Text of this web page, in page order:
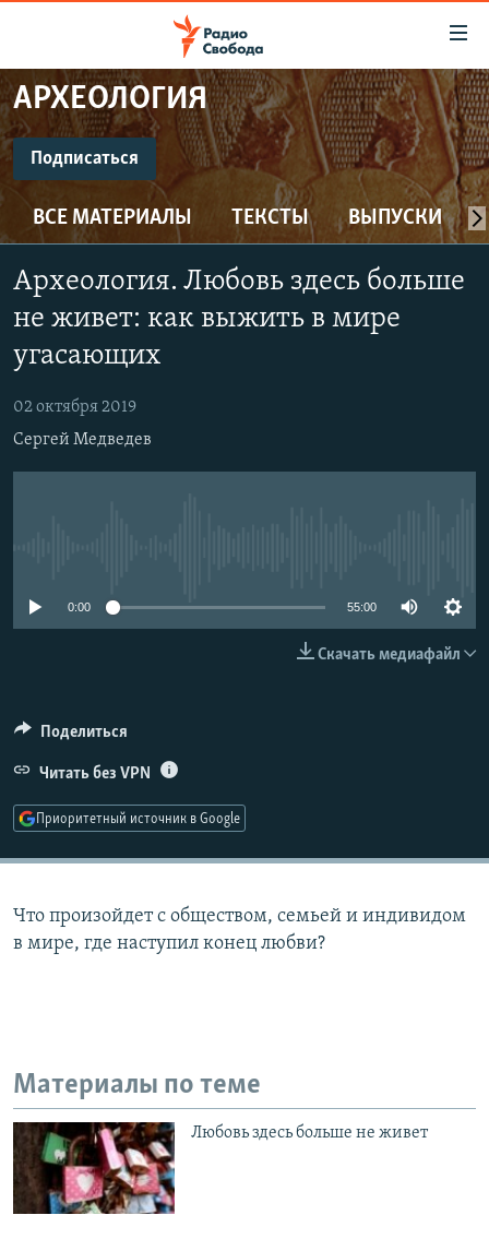
упрощенного
доступа
Вернуться
основному
содержанию
Вернутся
главной
навигации
поиску
ПРОГРАММЫ
ПОДКАСТЫ
АВТОРСКИЕ ПРОЕКТЫ
ЦИТАТЫ СВОБОДЫ
МНЕНИЯ
КУЛЬТУРА
IDEL.РЕАЛИИ
СЕВЕР.РЕАЛИИ
СИБИРЬ.РЕАЛИИ
СОЦИАЛЬНЫЕ СЕТИ
АРХЕОЛОГИЯ
Подписаться
ПОДПИСАТЬСЯ
CastBox
Подписаться
ВСЕ МАТЕРИАЛЫ ТЕКСТЫ ВЫПУСКИ
Археология. Любовь здесь больше
не живет: как выжить в мире
угасающих
02 октября 2019
Сергей Медведев
0:00 55:00
Скачать медиафайл
Поделиться
Читать без VPN
Приоритетный источник в Google
Что произойдет с обществом, семьей и индивидом
в мире, где наступил конец любви?
Материалы по теме
Любовь здесь больше не живет